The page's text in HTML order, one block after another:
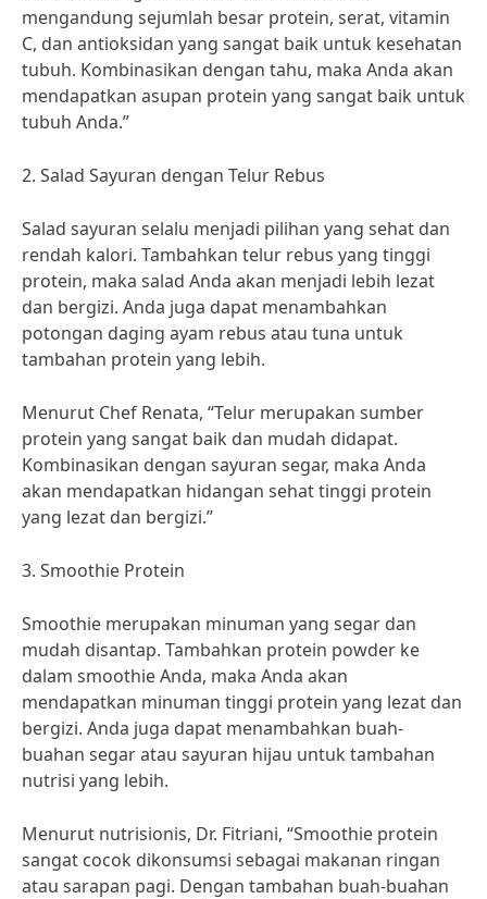
mengandung sejumlah besar protein, serat, vitamin
C, dan antioksidan yang sangat baik untuk kesehatan
tubuh. Kombinasikan dengan tahu, maka Anda akan
mendapatkan asupan protein yang sangat baik untuk
tubuh Anda.”
2. Salad Sayuran dengan Telur Rebus
Salad sayuran selalu menjadi pilihan yang sehat dan
rendah kalori. Tambahkan telur rebus yang tinggi
protein, maka salad Anda akan menjadi lebih lezat
dan bergizi. Anda juga dapat menambahkan
potongan daging ayam rebus atau tuna untuk
tambahan protein yang lebih.
Menurut Chef Renata, “Telur merupakan sumber
protein yang sangat baik dan mudah didapat.
Kombinasikan dengan sayuran segar, maka Anda
akan mendapatkan hidangan sehat tinggi protein
yang lezat dan bergizi.”
3. Smoothie Protein
Smoothie merupakan minuman yang segar dan
mudah disantap. Tambahkan protein powder ke
dalam smoothie Anda, maka Anda akan
mendapatkan minuman tinggi protein yang lezat dan
bergizi. Anda juga dapat menambahkan buah-
buahan segar atau sayuran hijau untuk tambahan
nutrisi yang lebih.
Menurut nutrisionis, Dr. Fitriani, “Smoothie protein
sangat cocok dikonsumsi sebagai makanan ringan
atau sarapan pagi. Dengan tambahan buah-buahan